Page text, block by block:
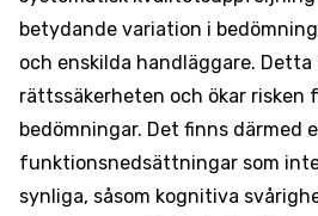
betydande variation i
och enskilda handläggare.
rättssäkerheten och ökar risken
bedömningar. Det finns därmed
funktionsnedsättningar som
synliga, såsom kognitiva